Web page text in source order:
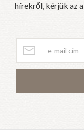
hírekről, kérjük az